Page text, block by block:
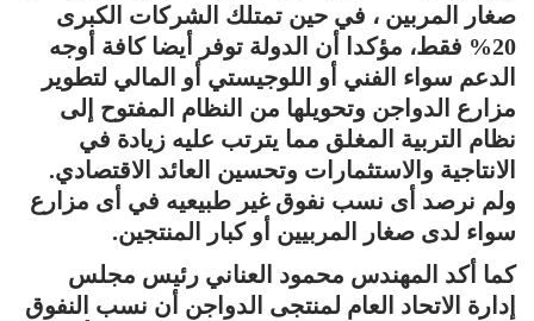
صغار المربين ، في حين تمتلك الشركات الكبرى
20% فقط، مؤكدا أن الدولة توفر أيضا كافة أوجه
الدعم سواء الفني أو اللوجيستي أو المالي لتطوير
مزارع الدواجن وتحويلها من النظام المفتوح إلى
نظام التربية المغلق مما يترتب عليه زيادة في
الانتاجية والاستثمارات وتحسين العائد الاقتصادي.
ولم نرصد أى نسب نفوق غير طبيعيه في أى مزارع
سواء لدى صغار المربيين أو كبار المنتجين.
كما أكد المهندس محمود العناني رئيس مجلس
إدارة الاتحاد العام لمنتجى الدواجن أن نسب النفوق